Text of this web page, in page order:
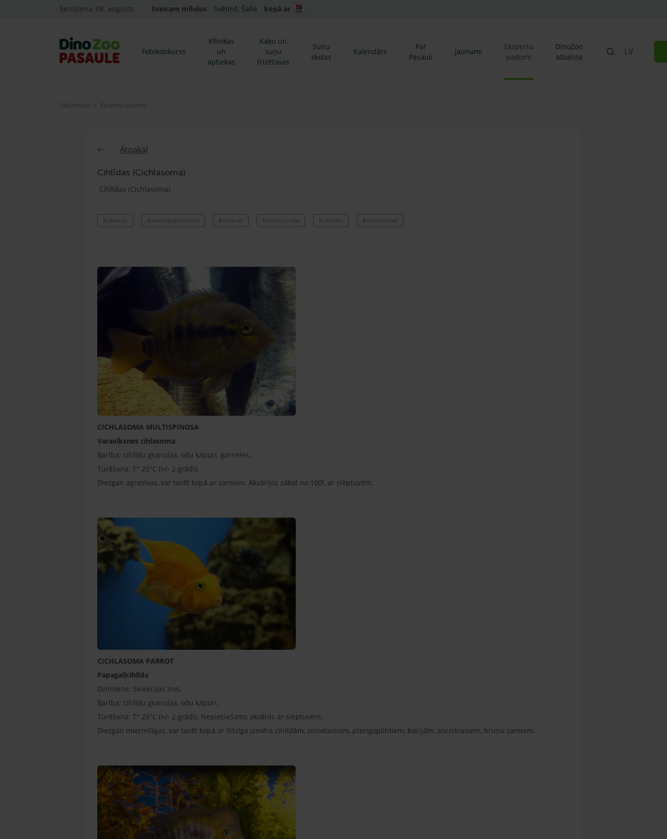
Sestdiena, 08. augusts Sveicam mīluļus Svētiņš, Šalle kopā ar
Fotokonkurss
Klīnikas
un
aptiekas
Kaķu un
suņu
frizētavas
Suņu
skolas
Kalendārs
Par
Pasauli
Jaunumi
Ekspertu
padomi
DinoZoo
atbalsta
LV
Sākumlapa Ekspertu padomi
Atpakaļ
Cihlīdas (Cichlasoma)
Cihlīdas (Cichlasoma)
#akvarijs #akvarijaiemitnieki #zivtinas #zivtinuizvele #cihlidas #zivtinuatteli
CICHLASOMA MULTISPINOSA
Varavīksnes cihlasoma
Barība: cihlīdu granulas, odu kāpuri, garneles.
Turēšana: T° 25°C (+/- 2 grādi).
Diezgan agresīvas, var turēt kopā ar samiem. Akvārijos sākot no 100l, ar slēptuvēm.
CICHLASOMA PARROT
Papagaiļcihlīda
Dzimtene: Selekcijas zivs.
Barība: cihlīdu granulas, odu kāpuri.
Turēšana: T° 25°C (+/- 2 grādi). Nepieciešams akvārijs ar slēptuvēm.
Diezgan miermīlīgas, var turēt kopā ar līdzīga izmēra cihlīdām, sinodontiem, pterigoplihtiem, bocijām, ancistrusiem, bruņu samiem.